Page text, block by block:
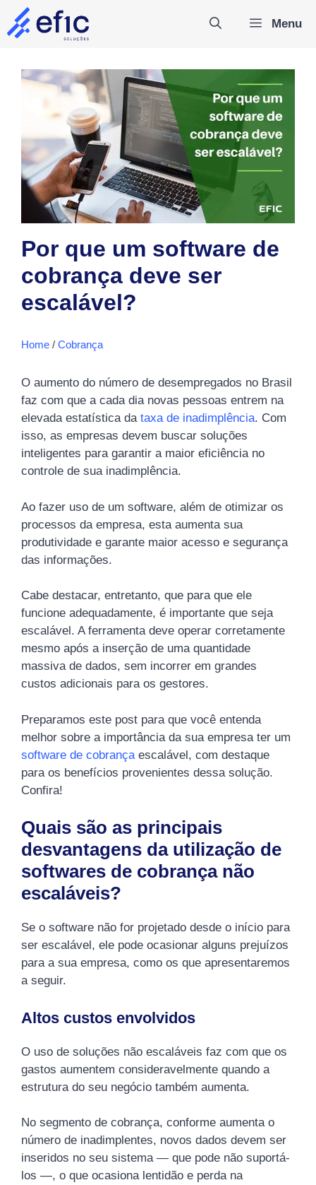
Pular
para
Menu
Por que um software de
cobrança deve ser
escalável?
Home / Cobrança
O aumento do número de desempregados no Brasil
faz com que a cada dia novas pessoas entrem na
elevada estatística da taxa de inadimplência. Com
isso, as empresas devem buscar soluções
inteligentes para garantir a maior eficiência no
controle de sua inadimplência.
Ao fazer uso de um software, além de otimizar os
processos da empresa, esta aumenta sua
produtividade e garante maior acesso e segurança
das informações.
Cabe destacar, entretanto, que para que ele
funcione adequadamente, é importante que seja
escalável. A ferramenta deve operar corretamente
mesmo após a inserção de uma quantidade
massiva de dados, sem incorrer em grandes
custos adicionais para os gestores.
Preparamos este post para que você entenda
melhor sobre a importância da sua empresa ter um
software de cobrança escalável, com destaque
para os benefícios provenientes dessa solução.
Confira!
Quais são as principais
desvantagens da utilização de
softwares de cobrança não
escaláveis?
Se o software não for projetado desde o início para
ser escalável, ele pode ocasionar alguns prejuízos
para a sua empresa, como os que apresentaremos
a seguir.
Altos custos envolvidos
O uso de soluções não escaláveis faz com que os
gastos aumentem consideravelmente quando a
estrutura do seu negócio também aumenta.
No segmento de cobrança, conforme aumenta o
número de inadimplentes, novos dados devem ser
inseridos no seu sistema — que pode não suportá-
los —, o que ocasiona lentidão e perda na